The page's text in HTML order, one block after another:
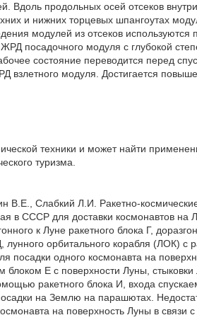
Вдоль продольных осей отсеков
и нижних торцевых шпангоутах
модулей из отсеков используются
посадочного модуля с глубокой
состояние переводится перед
модуля. Достигается
техники и может найти
туризма.
В.Е., Слабкий Л.И. Ракетно-
в СССР для доставки космонавтов на
к Луне ракетного блока Г,
лунного орбитального корабля (ЛОК) с
посадки одного космонавта на
Е с поверхности Луны,
ракетного блока И, входа
на Землю на парашютах.
на поверхность Луны в